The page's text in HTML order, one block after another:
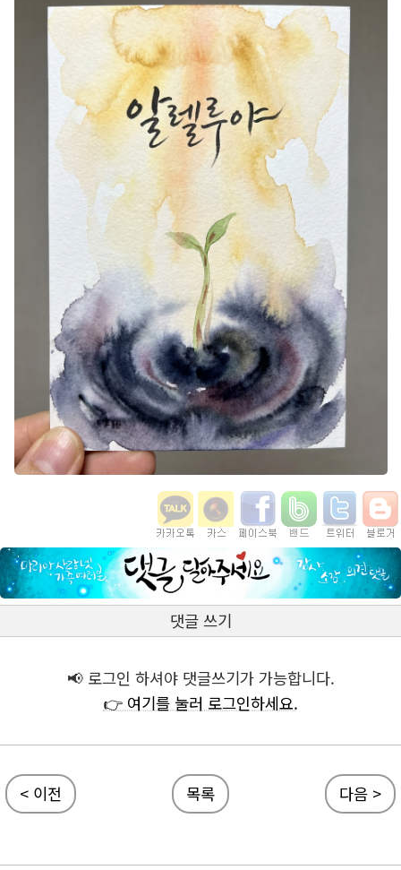
댓글 쓰기
📢 로그인 하셔야 댓글쓰기가 가능합니다.
👉 여기를 눌러 로그인하세요.
< 이전 목록 다음 >